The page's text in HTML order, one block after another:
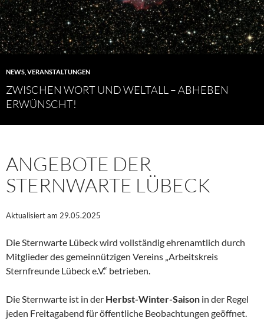
NEWS VERANSTALTUNGEN
ZWISCHEN WORT UND WELTALL – ABHEBEN
ERWÜNSCHT!
ANGEBOTE DER
STERNWARTE LÜBECK
Aktualisiert am 29.05.2025
Die Sternwarte Lübeck wird vollständig ehrenamtlich durch
Mitglieder des gemeinnützigen Vereins „Arbeitskreis
Sternfreunde Lübeck e.V.“ betrieben.
Die Sternwarte ist in der Herbst-Winter-Saison in der Regel
jeden Freitagabend für öffentliche Beobachtungen geöffnet.